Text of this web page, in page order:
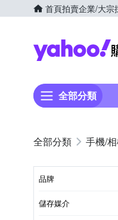
首頁拍賣企業/大宗
全部分類
手機/
品牌
儲存媒介